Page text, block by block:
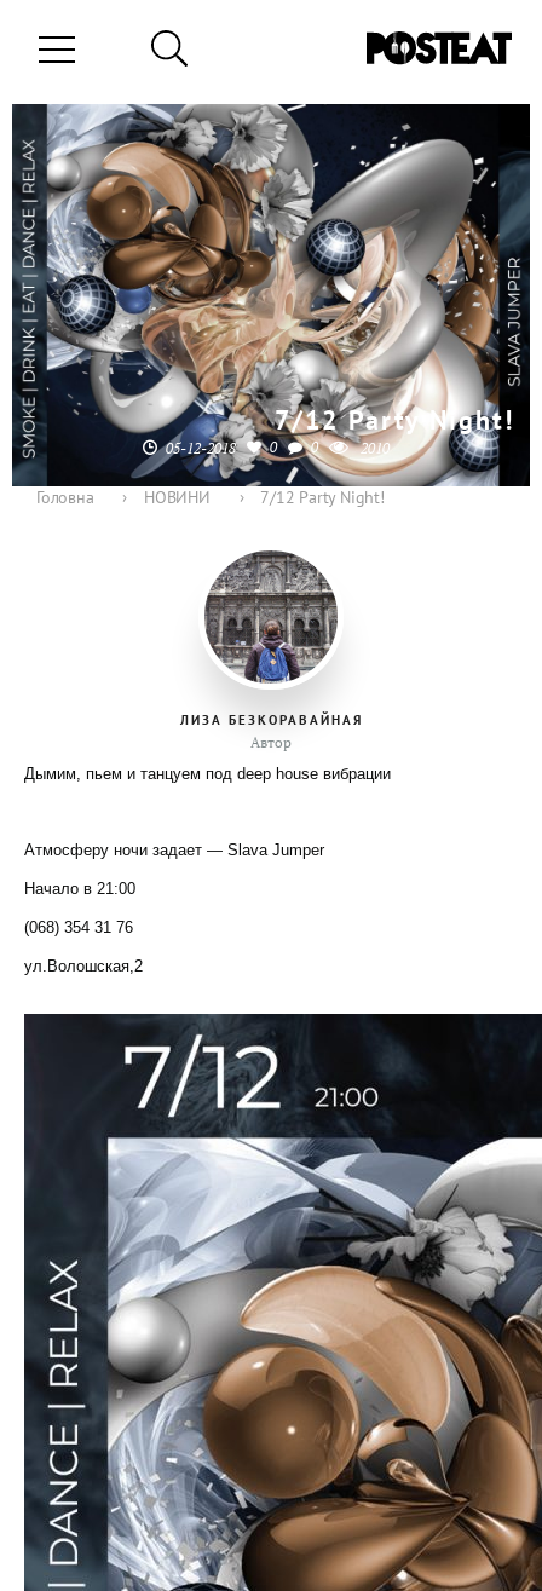
7/12 Party Night!
05-12-2018 0 0 2010
Головна › НОВИНИ › 7/12 Party Night!
ЛИЗА БЕЗКОРАВАЙНАЯ
Автор
Дымим, пьем и танцуем под deep house вибрации ⠀ ⠀
Атмосферу ночи задает — Slava Jumper ⠀ ⠀
Начало в 21:00 ⠀
(068) 354 31 76 ⠀
ул.Волошская,2 ⠀